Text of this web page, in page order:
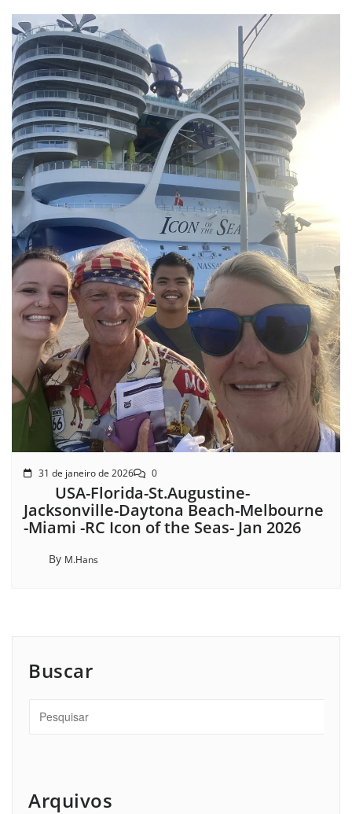
31 de janeiro de 2026 0
USA-Florida-St.Augustine-
Jacksonville-Daytona Beach-Melbourne
-Miami -RC Icon of the Seas- Jan 2026
By M.Hans
Buscar
Arquivos